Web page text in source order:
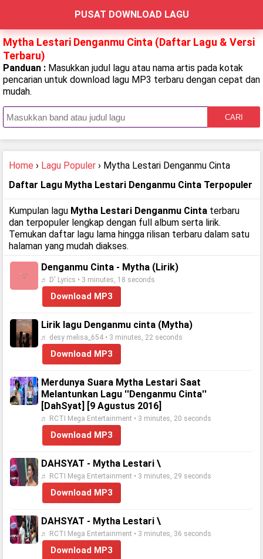
PUSAT DOWNLOAD LAGU
Mytha Lestari Denganmu Cinta (Daftar Lagu & Versi
Terbaru)
Panduan : Masukkan judul lagu atau nama artis pada kotak
pencarian untuk download lagu MP3 terbaru dengan cepat dan
mudah.
CARI
Home › Lagu Populer › Mytha Lestari Denganmu Cinta
Daftar Lagu Mytha Lestari Denganmu Cinta Terpopuler
Kumpulan lagu Mytha Lestari Denganmu Cinta terbaru
dan terpopuler lengkap dengan full album serta lirik.
Temukan daftar lagu lama hingga rilisan terbaru dalam satu
halaman yang mudah diakses.
Denganmu Cinta - Mytha (Lirik)
♬ D' Lyrics • 3 minutes, 18 seconds
Download MP3
Lirik lagu Denganmu cinta (Mytha)
♬ desy melisa_654 • 3 minutes, 22 seconds
Download MP3
Merdunya Suara Mytha Lestari Saat
Melantunkan Lagu ''Denganmu Cinta''
[DahSyat] [9 Agustus 2016]
♬ RCTI Mega Entertainment • 3 minutes, 20 seconds
Download MP3
DAHSYAT - Mytha Lestari \
♬ RCTI Mega Entertainment • 3 minutes, 29 seconds
Download MP3
DAHSYAT - Mytha Lestari \
♬ RCTI Mega Entertainment • 3 minutes, 36 seconds
Download MP3